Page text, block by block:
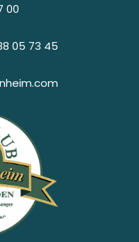
00
05 73 45